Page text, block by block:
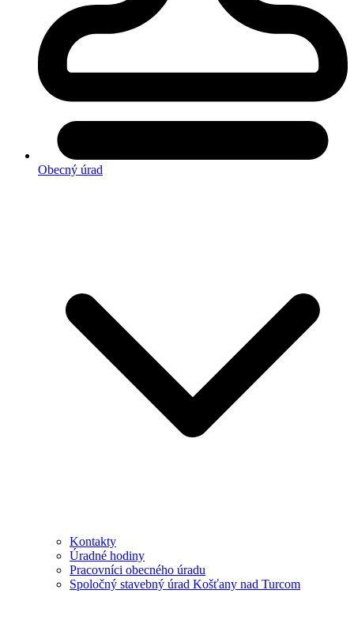
Obecný úrad
Kontakty
Úradné hodiny
Pracovníci obecného úradu
Spoločný stavebný úrad Košťany nad Turcom